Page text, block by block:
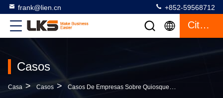
frank@lien.cn +852-59568712
Citações
Casos
Casa > Casos > Casos De Empresas Sobre Quiosque De Auto-Pagamento Para A Estação De Gasolina